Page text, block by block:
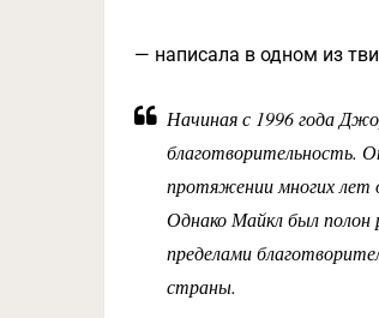
— написала в одном из
Начиная с 1996 года
благотворительность.
протяжении многих
Однако Майкл был полон
пределами
страны.